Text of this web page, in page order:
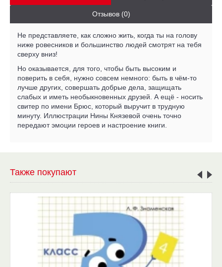
Отзывов (0)
Не представляете, как сложно жить, когда ты на голову
ниже ровесников и большинство людей смотрят на тебя
сверху вниз!
Но оказывается, для того, чтобы быть высоким и
поверить в себя, нужно совсем немного: быть в чём-то
лучше других, совершать добрые дела, защищать
слабых и иметь необыкновенных друзей. А ещё - носить
свитер по имени Брюс, который выручит в трудную
минуту. Иллюстрации Нины Князевой очень точно
передают эмоции героев и настроение книги.
Также покупают